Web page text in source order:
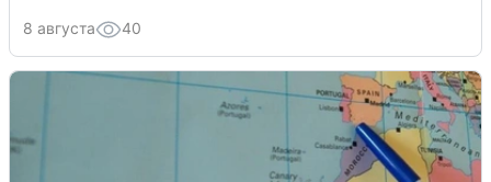
8 августа 40